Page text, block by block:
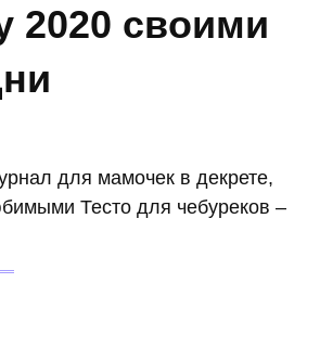
2020 своими
для мамочек в декрете,
Тесто для чебуреков –